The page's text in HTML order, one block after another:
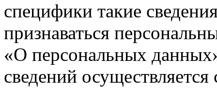
специфики такие
признаваться
«О персональных
сведений